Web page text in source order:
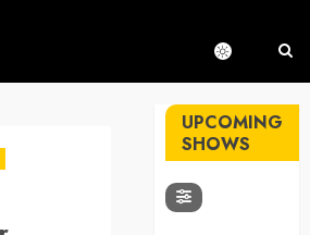
UPCOMING
SHOWS